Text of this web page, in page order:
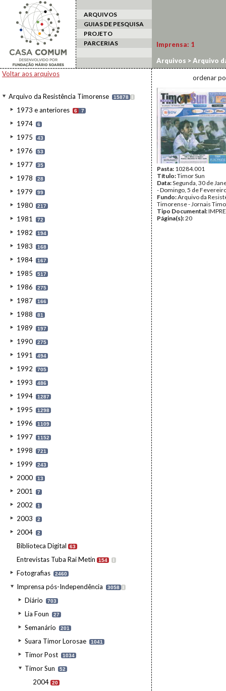
ARQUIVOS
GUIAS DE PESQUISA
PROJETO
PARCERIAS
Voltar aos arquivos
Arquivo da Resistência Timorense 15878 I
1973 e anteriores 6 7
1974 6
1975 43
1976 53
1977 35
1978 28
1979 99
1980 217
1981 72
1982 194
1983 168
1984 167
1985 517
1986 275
1987 166
1988 81
1989 197
1990 275
1991 494
1992 705
1993 486
1994 1287
1995 1298
1996 1109
1997 1152
1998 721
1999 243
2000 13
2001 7
2002 1
2003 2
2004 2
Biblioteca Digital 63
Entrevistas Tuba Rai Metin 154 I
Fotografias 2460
Imprensa pós-Independência 3058 I
Diário 703
Lia Foun 27
Semanário 201
Suara Timor Lorosae 1041
Timor Post 1034
Timor Sun 52
2004 20
Imprensa: 1
Arquivos >Arquivo
ordenar
Pasta: 10284.001
Título:Timor Sun
Data:Segunda, 30 de
- Domingo, 5 de
Fundo:Arquivo da
Timorense - Jornais
Tipo Documental:
Página(s):20